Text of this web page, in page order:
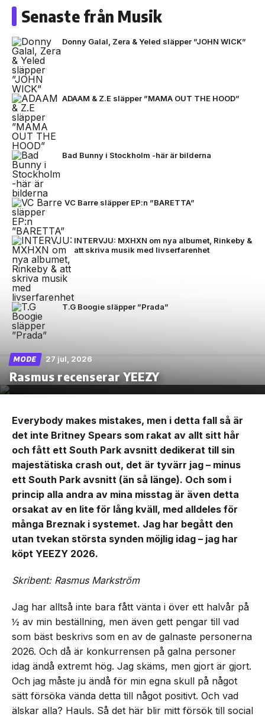
Senaste från Musik
Donny Galal, Zera & Yeled släpper ”JOHN WICK”
ADAAM & Z.E släpper ”MAMA OUT THE HOOD”
Bad Bunny i Stockholm -här är bilderna
VC Barre släpper EP:n ”BARETTA”
INTERVJU: MXHXN om nya albumet, Rinkeby &
att skriva musik med livserfarenhet
T.G Boogie släpper ”Prada”
MODE 27 jul, 2026
Rasmus recenserar YEEZY
Everybody makes mistakes, men i detta fall så är
det inte Britney Spears som rakat av allt sitt hår
och fått ett South Park avsnitt dedikerat till sin
majestätiska crash out, det är tyvärr jag – minus
ett South Park avsnitt (än så länge). Och som i
princip alla andra av mina misstag är även detta
orsakat av en lite för lång kväll, med alldeles för
många Breznak i systemet. Jag har begått den
utan tvekan största synden möjlig idag – jag har
köpt YEEZY 2026.
Skribent: Rasmus Markström
Jag har alltså inte bara fått vänta i över ett halvår på
½ av min beställning, men även gett pengar till vad
som bäst beskrivs som en av de galnaste personerna
2026. Och då är konkurrensen på galna personer
idag ändå extremt hög. Jag skäms, men gjort är gjort.
Och jag måste ju ändå för min egna skull på något
sätt försöka vända detta till något positivt. Och vad
älskar alla? Hauls. Så det här blir mitt försök till social